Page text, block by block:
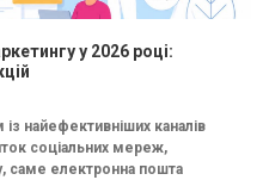
у 2026 році:
найефективніших каналів
соціальних мереж,
саме електронна пошта